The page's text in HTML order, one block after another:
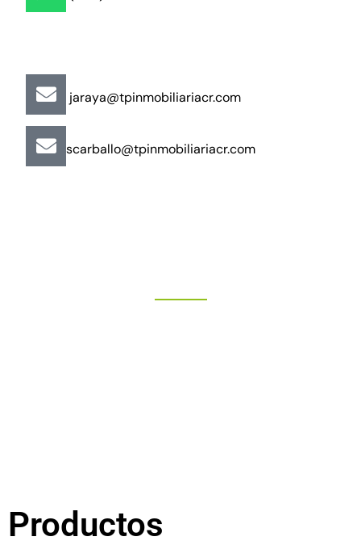
jaraya@tpinmobiliariacr.com
scarballo@tpinmobiliariacr.com
Productos